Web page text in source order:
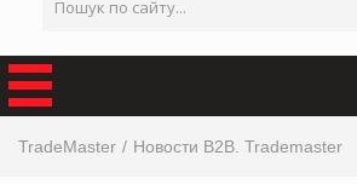
TradeMaster Новости В2В. Trademaster